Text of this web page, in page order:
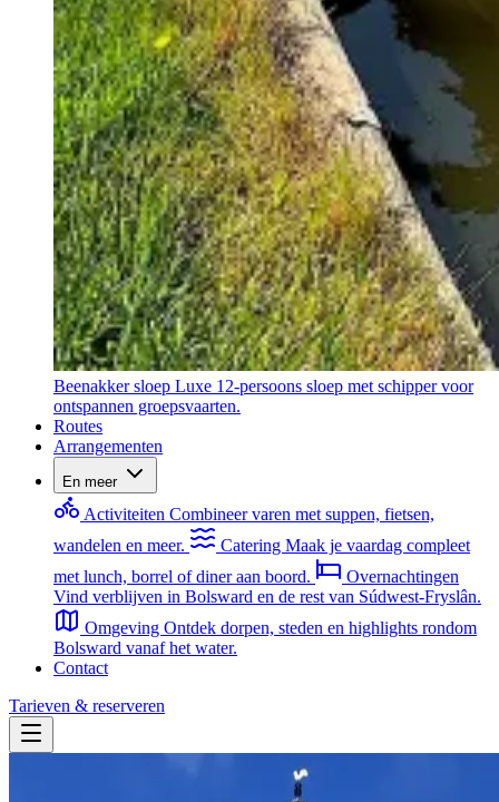
Beenakker sloep Luxe 12-persoons sloep met schipper voor
ontspannen groepsvaarten.
Routes
Arrangementen
En meer
Activiteiten Combineer varen met suppen, fietsen,
wandelen en meer.
Catering Maak je vaardag compleet
met lunch, borrel of diner aan boord.
Overnachtingen
Vind verblijven in Bolsward en de rest van Súdwest-Fryslân.
Omgeving Ontdek dorpen, steden en highlights rondom
Bolsward vanaf het water.
Contact
Tarieven & reserveren